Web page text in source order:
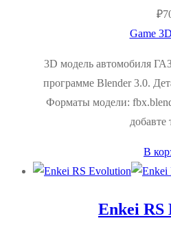
₽
Game
3D модель автомобиля
программе Blender 3.0.
Форматы модели:
В
Enkei RS